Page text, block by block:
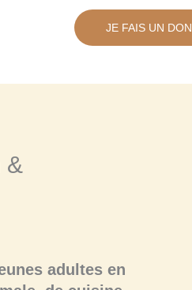
JE FAIS UN DON
&
adultes en